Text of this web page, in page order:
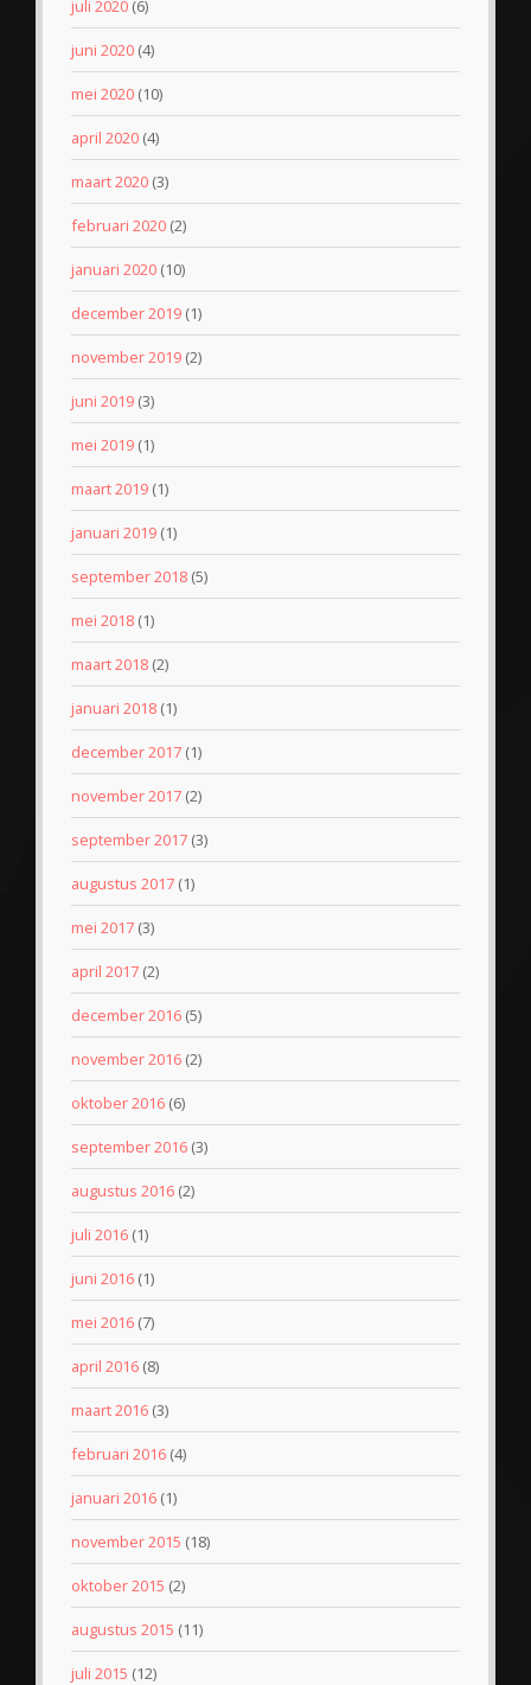
juli 2020 (6)
juni 2020 (4)
mei 2020 (10)
april 2020 (4)
maart 2020 (3)
februari 2020 (2)
januari 2020 (10)
december 2019 (1)
november 2019 (2)
juni 2019 (3)
mei 2019 (1)
maart 2019 (1)
januari 2019 (1)
september 2018 (5)
mei 2018 (1)
maart 2018 (2)
januari 2018 (1)
december 2017 (1)
november 2017 (2)
september 2017 (3)
augustus 2017 (1)
mei 2017 (3)
april 2017 (2)
december 2016 (5)
november 2016 (2)
oktober 2016 (6)
september 2016 (3)
augustus 2016 (2)
juli 2016 (1)
juni 2016 (1)
mei 2016 (7)
april 2016 (8)
maart 2016 (3)
februari 2016 (4)
januari 2016 (1)
november 2015 (18)
oktober 2015 (2)
augustus 2015 (11)
juli 2015 (12)